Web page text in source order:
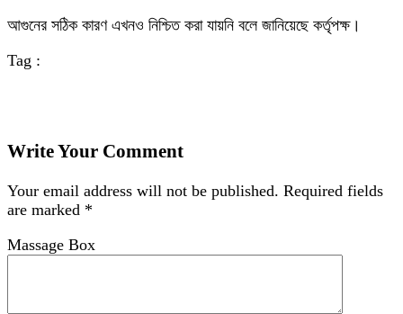
আগুনের সঠিক কারণ এখনও নিশ্চিত করা যায়নি বলে জানিয়েছে কর্তৃপক্ষ।
Tag :
Write Your Comment
Your email address will not be published. Required fields
are marked *
Massage Box